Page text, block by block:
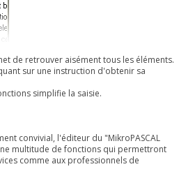
de retrouver aisément tous les éléments.
sur une instruction d'obtenir sa
simplifie la saisie.
convivial, l'éditeur du "MikroPASCAL
multitude de fonctions qui permettront
comme aux professionnels de